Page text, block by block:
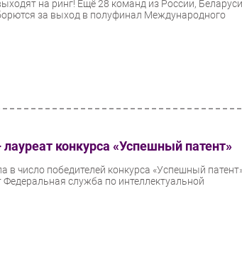
на ринг! Ещё 28 команд из России,
за выход в полуфинал Международного
конкурса «Успешный патент»
в число победителей конкурса «Успешный
служба по интеллектуальной